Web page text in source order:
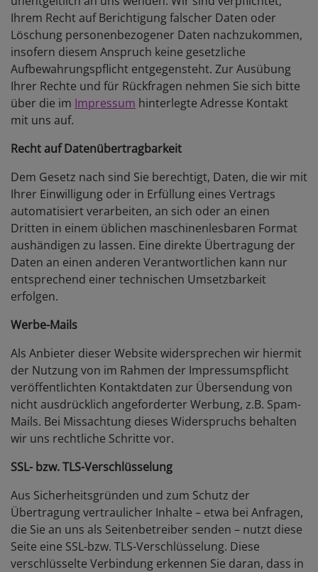
Ihrem Recht auf Berichtigung falscher Daten oder
Löschung personenbezogener Daten nachzukommen,
insofern diesem Anspruch keine gesetzliche
Aufbewahrungspflicht entgegensteht. Zur Ausübung
Ihrer Rechte und für Rückfragen nehmen Sie sich bitte
über die im Impressum hinterlegte Adresse Kontakt
mit uns auf.
Recht auf Datenübertragbarkeit
Dem Gesetz nach sind Sie berechtigt, Daten, die wir mit
Ihrer Einwilligung oder in Erfüllung eines Vertrags
automatisiert verarbeiten, an sich oder an einen
Dritten in einem üblichen maschinenlesbaren Format
aushändigen zu lassen. Eine direkte Übertragung der
Daten an einen anderen Verantwortlichen kann nur
entsprechend einer technischen Umsetzbarkeit
erfolgen.
Werbe-Mails
Als Anbieter dieser Website widersprechen wir hiermit
der Nutzung von im Rahmen der Impressumspflicht
veröffentlichten Kontaktdaten zur Übersendung von
nicht ausdrücklich angeforderter Werbung, z.B. Spam-
Mails. Bei Missachtung dieses Widerspruchs behalten
wir uns rechtliche Schritte vor.
SSL- bzw. TLS-Verschlüsselung
Aus Sicherheitsgründen und zum Schutz der
Übertragung vertraulicher Inhalte – etwa bei Anfragen,
die Sie an uns als Seitenbetreiber senden – nutzt diese
Seite eine SSL-bzw. TLS-Verschlüsselung. Diese
verschlüsselte Verbindung erkennen Sie daran, dass in